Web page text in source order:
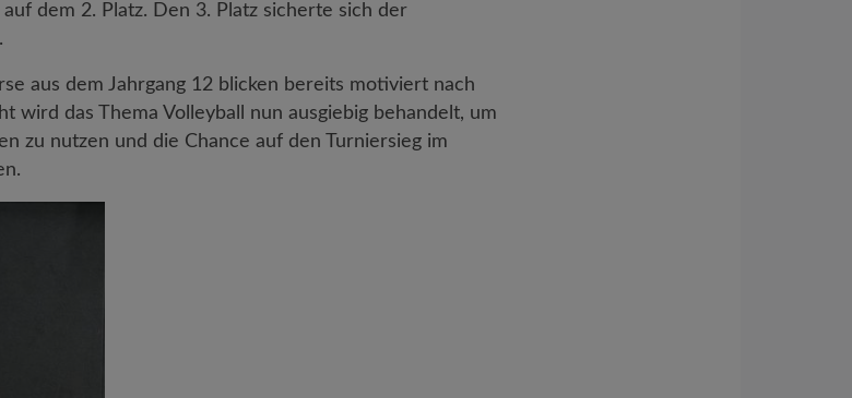
dem 2. Platz. Den 3. Platz sicherte sich der
aus dem Jahrgang 12 blicken bereits motiviert nach
wird das Thema Volleyball nun ausgiebig behandelt, um
zu nutzen und die Chance auf den Turniersieg im